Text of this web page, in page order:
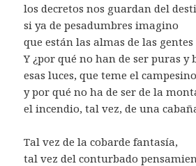
los decretos nos guardan del
si ya de pesadumbres imagino
que están las almas de las
Y ¿por qué no han de ser puras y
esas luces, que teme el
y por qué no ha de ser de la
el incendio, tal vez, de una
Tal vez de la cobarde fantasía,
tal vez del conturbado